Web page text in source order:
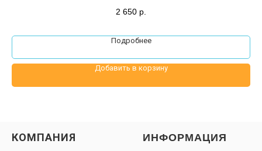
2 650 р.
Подробнее
Добавить в корзину
КОМПАНИЯ ИНФОРМАЦИЯ